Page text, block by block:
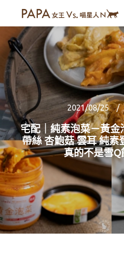
2021/08/25
宅配｜純素泡菜－黃金
帶絲 杏鮑菇 雲耳 純
真的不是雪Q